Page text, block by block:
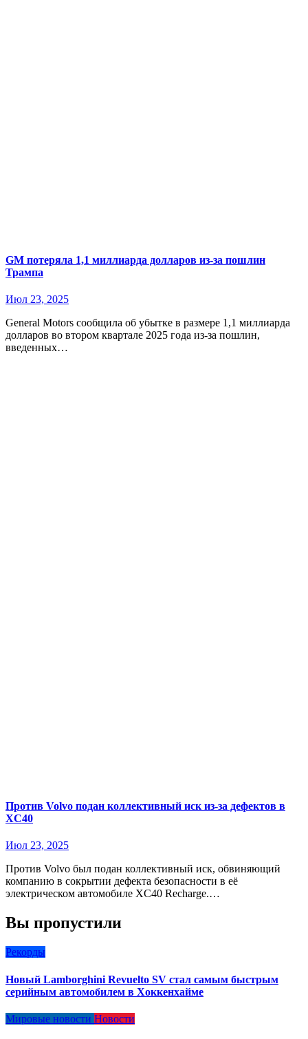
GM потеряла 1,1 миллиарда долларов из-за пошлин
Трампа
Июл 23, 2025
General Motors сообщила об убытке в размере 1,1 миллиарда
долларов во втором квартале 2025 года из-за пошлин,
введенных…
Против Volvo подан коллективный иск из-за дефектов в
XC40
Июл 23, 2025
Против Volvo был подан коллективный иск, обвиняющий
компанию в сокрытии дефекта безопасности в её
электрическом автомобиле XC40 Recharge.…
Вы пропустили
Рекорды
Новый Lamborghini Revuelto SV стал самым быстрым
серийным автомобилем в Хоккенхайме
Мировые новости Новости